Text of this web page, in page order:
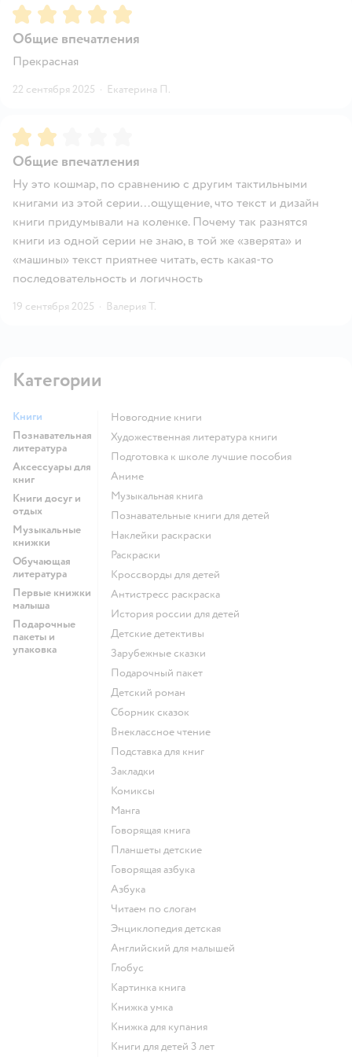
Рейтинг:5
Общие впечатления
Прекрасная
22 сентября 2025 · Екатерина П.
Рейтинг:
Общие впечатления
Ну это кошмар, по сравнению с другим тактильными
книгами из этой серии…ощущение, что текст и дизайн
книги придумывали на коленке. Почему так разнятся
книги из одной серии не знаю, в той же «зверята» и
«машины» текст приятнее читать, есть какая-то
последовательность и логичность
19 сентября 2025 · Валерия Т.
Категории
Книги
Познавательная
литература
Аксессуары для
книг
Книги досуг и
отдых
Музыкальные
книжки
Обучающая
литература
Первые книжки
малыша
Подарочные
пакеты и
упаковка
новогодние книги
художественная литература книги
подготовка к школе лучшие пособия
Аниме
музыкальная книга
познавательные книги для детей
наклейки раскраски
раскраски
кроссворды для детей
антистресс раскраска
история россии для детей
детские детективы
зарубежные сказки
подарочный пакет
детский роман
сборник сказок
внеклассное чтение
подставка для книг
закладки
комиксы
манга
говорящая книга
Планшеты детские
говорящая азбука
азбука
читаем по слогам
энциклопедия детская
английский для малышей
глобус
картинка книга
книжка умка
книжка для купания
книги для детей 3 лет